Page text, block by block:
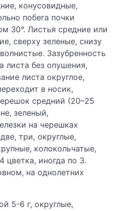
конусовидные,
побега почки
30°. Листья средние или
сверху зеленые, снизу
Зазубренность
листа без опушения,
листа округлое,
в носик,
средний (20–25
зеленый,
на черешках
три, округлые,
колокольчатые,
цветка, иногда по 3.
на однолетних
5-6 г, округлые,